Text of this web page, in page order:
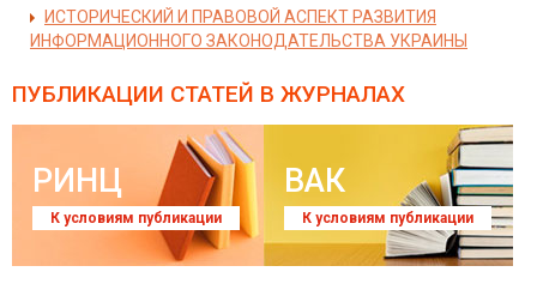
ИСТОРИЧЕСКИЙ И ПРАВОВОЙ АСПЕКТ РАЗВИТИЯ
ИНФОРМАЦИОННОГО ЗАКОНОДАТЕЛЬСТВА УКРАИНЫ
ПУБЛИКАЦИИ СТАТЕЙ В ЖУРНАЛАХ
РИНЦ
К условиям публикации
ВАК
К условиям публикации